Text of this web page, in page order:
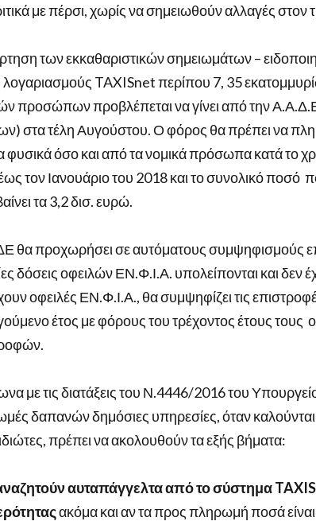
με πέρσι, χωρίς να σημειωθούν αλλαγές
των εκκαθαριστικών σημειωμάτων –
λογαριασμούς TAXISnet περίπου 7, 35
προσώπων προβλέπεται να γίνει από την
στα τέλη Αυγούστου. Ο φόρος θα πρέπει να
φυσικά όσο και από τα νομικά πρόσωπα κατά το
τον Ιανουάριο του 2018 και το συνολικό ποσό
τα 3,2 δισ. ευρώ.
θα προχωρήσει σε αυτόματους συμψηφισμούς
δόσεις οφειλών ΕΝ.Φ.Ι.Α. υπολείπονται και
οφειλές ΕΝ.Φ.Ι.Α., θα συμψηφίζει τις
έτος με φόρους του τρέχοντος έτους τους
με τις διατάξεις του Ν.4446/2016 του
δαπανών δημόσιες υπηρεσίες, όταν
πρέπει να ακολουθούν τα εξής βήματα:
αυταπάγγελτα από το σύστημα
ακόμα και αν τα προς πληρωμή ποσά